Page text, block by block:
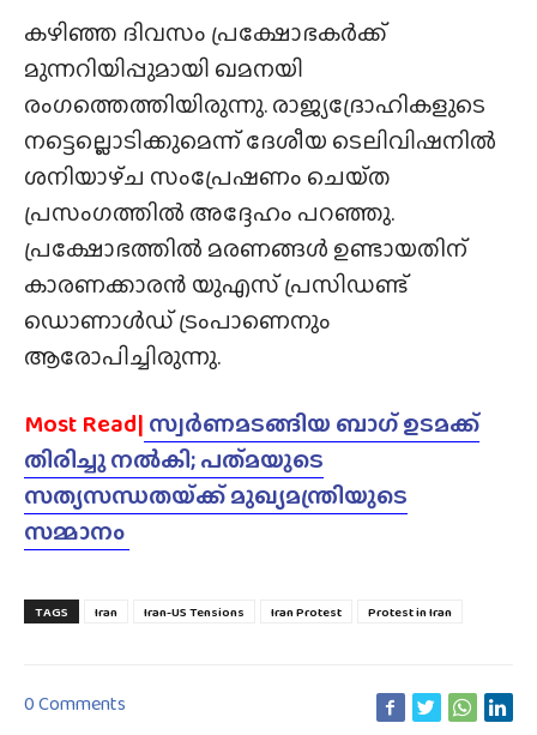
കഴിഞ്ഞ ദിവസം പ്രക്ഷോഭകർക്ക്
മുന്നറിയിപ്പുമായി ഖമനയി
രംഗത്തെത്തിയിരുന്നു. രാജ്യദ്രോഹികളുടെ
നട്ടെല്ലൊടിക്കുമെന്ന് ദേശീയ ടെലിവിഷനിൽ
ശനിയാഴ്‌ച സംപ്രേഷണം ചെയ്‌ത
പ്രസംഗത്തിൽ അദ്ദേഹം പറഞ്ഞു.
പ്രക്ഷോഭത്തിൽ മരണങ്ങൾ ഉണ്ടായതിന്
കാരണക്കാരൻ യുഎസ് പ്രസിഡണ്ട്
ഡൊണാൾഡ് ട്രംപാണെനും
ആരോപിച്ചിരുന്നു.
Most Read| സ്വർണമടങ്ങിയ ബാഗ് ഉടമക്ക്
തിരിച്ചു നൽകി; പത്‌മയുടെ
സത്യസന്ധതയ്‌ക്ക് മുഖ്യമന്ത്രിയുടെ
സമ്മാനം
TAGS Iran Iran-US Tensions Iran Protest Protest in Iran
0 Comments